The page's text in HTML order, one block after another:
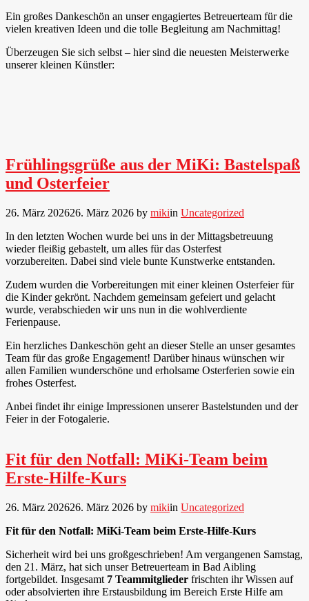
Ein großes Dankeschön an unser engagiertes Betreuerteam für die
vielen kreativen Ideen und die tolle Begleitung am Nachmittag!
Überzeugen Sie sich selbst – hier sind die neuesten Meisterwerke
unserer kleinen Künstler:
Frühlingsgrüße aus der MiKi: Bastelspaß
und Osterfeier
26. März 202626. März 2026 by mikiin Uncategorized
In den letzten Wochen wurde bei uns in der Mittagsbetreuung
wieder fleißig gebastelt, um alles für das Osterfest
vorzubereiten. Dabei sind viele bunte Kunstwerke entstanden.
Zudem wurden die Vorbereitungen mit einer kleinen Osterfeier für
die Kinder gekrönt. Nachdem gemeinsam gefeiert und gelacht
wurde, verabschieden wir uns nun in die wohlverdiente
Ferienpause.
Ein herzliches Dankeschön geht an dieser Stelle an unser gesamtes
Team für das große Engagement! Darüber hinaus wünschen wir
allen Familien wunderschöne und erholsame Osterferien sowie ein
frohes Osterfest.
Anbei findet ihr einige Impressionen unserer Bastelstunden und der
Feier in der Fotogalerie.
Fit für den Notfall: MiKi-Team beim
Erste-Hilfe-Kurs
26. März 202626. März 2026 by mikiin Uncategorized
Fit für den Notfall: MiKi-Team beim Erste-Hilfe-Kurs
Sicherheit wird bei uns großgeschrieben! Am vergangenen Samstag,
den 21. März, hat sich unser Betreuerteam in Bad Aibling
fortgebildet. Insgesamt 7 Teammitglieder frischten ihr Wissen auf
oder absolvierten ihre Erstausbildung im Bereich Erste Hilfe am